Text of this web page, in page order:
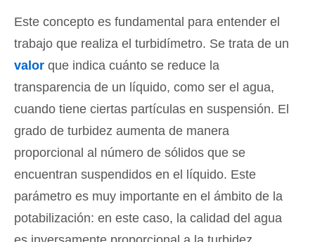
Este concepto es fundamental para entender el
trabajo que realiza el turbidímetro. Se trata de un
valor que indica cuánto se reduce la
transparencia de un líquido, como ser el agua,
cuando tiene ciertas partículas en suspensión. El
grado de turbidez aumenta de manera
proporcional al número de sólidos que se
encuentran suspendidos en el líquido. Este
parámetro es muy importante en el ámbito de la
potabilización: en este caso, la calidad del agua